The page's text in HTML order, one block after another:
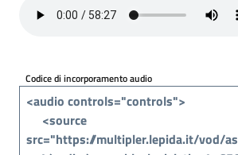
Per
cittadini
Codice di incorporamento audio